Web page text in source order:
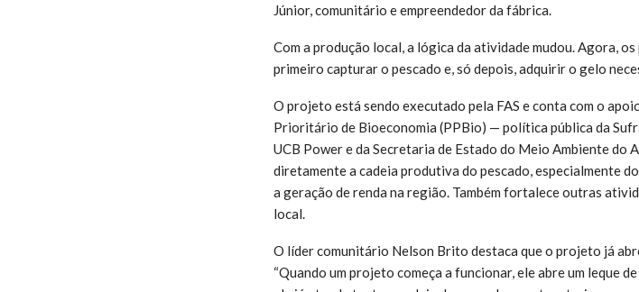
Júnior, comunitário e empreendedor da fábrica.
Com a produção local, a lógica da atividade mudou. Agora,
primeiro capturar o pescado e, só depois, adquirir o gelo
O projeto está sendo executado pela FAS e conta com o
Prioritário de Bioeconomia (PPBio) — política pública da
UCB Power e da Secretaria de Estado do Meio Ambiente do
diretamente a cadeia produtiva do pescado, especialmente
a geração de renda na região. Também fortalece outras
local.
O líder comunitário Nelson Brito destaca que o projeto já
“Quando um projeto começa a funcionar, ele abre um leque